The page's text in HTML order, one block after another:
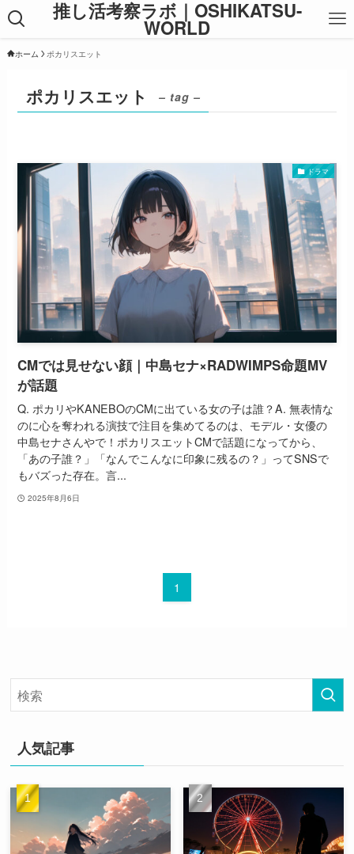
推し活考察ラボ｜OSHIKATSU-
WORLD
ホーム ポカリスエット
ポカリスエット – tag –
ドラマ
CMでは見せない顔｜中島セナ×RADWIMPS命題MV
が話題
Q. ポカリやKANEBOのCMに出ている女の子は誰？A. 無表情な
のに心を奪われる演技で注目を集めてるのは、モデル・女優の
中島セナさんやで！ポカリスエットCMで話題になってから、
「あの子誰？」「なんでこんなに印象に残るの？」ってSNSで
もバズった存在。言...
2025年8月6日
1
人気記事